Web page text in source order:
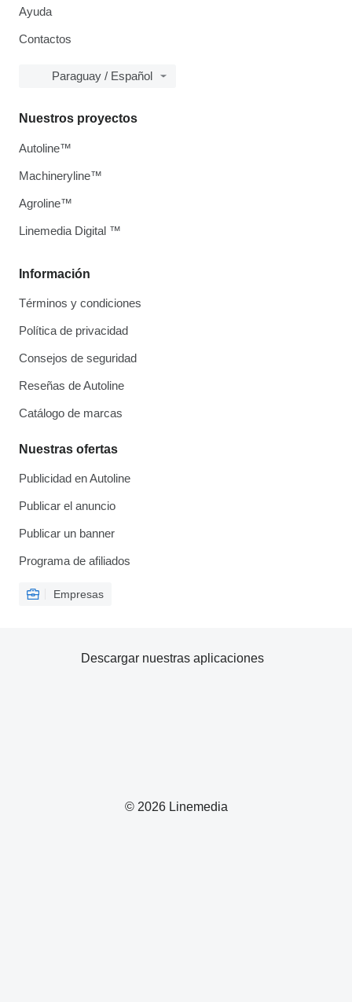
Ayuda
Contactos
Paraguay / Español
Información
Términos y condiciones
Política de privacidad
Consejos de seguridad
Reseñas de Autoline
Catálogo de marcas
Nuestras ofertas
Publicidad en Autoline
Publicar el anuncio
Publicar un banner
Programa de afiliados
Empresas
Nuestros proyectos
Autoline™
Machineryline™
Agroline™
Linemedia Digital ™
© 2026 Linemedia
Descargar nuestras aplicaciones